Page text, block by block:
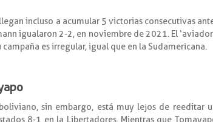
incluso a acumular 5 victorias consecutivas
igualaron 2-2, en noviembre de 2021. El
es irregular, igual que en la Sudamericana.
sin embargo, está muy lejos de reeditar
8-1 en la Libertadores. Mientras que